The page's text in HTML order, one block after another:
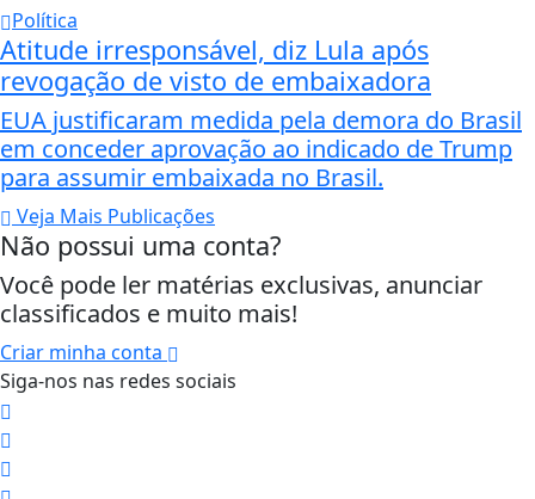
Política
Atitude irresponsável, diz Lula após
revogação de visto de embaixadora
EUA justificaram medida pela demora do Brasil
em conceder aprovação ao indicado de Trump
para assumir embaixada no Brasil.
Veja Mais Publicações
Não possui uma conta?
Você pode ler matérias exclusivas, anunciar
classificados e muito mais!
Criar minha conta
Siga-nos nas redes sociais